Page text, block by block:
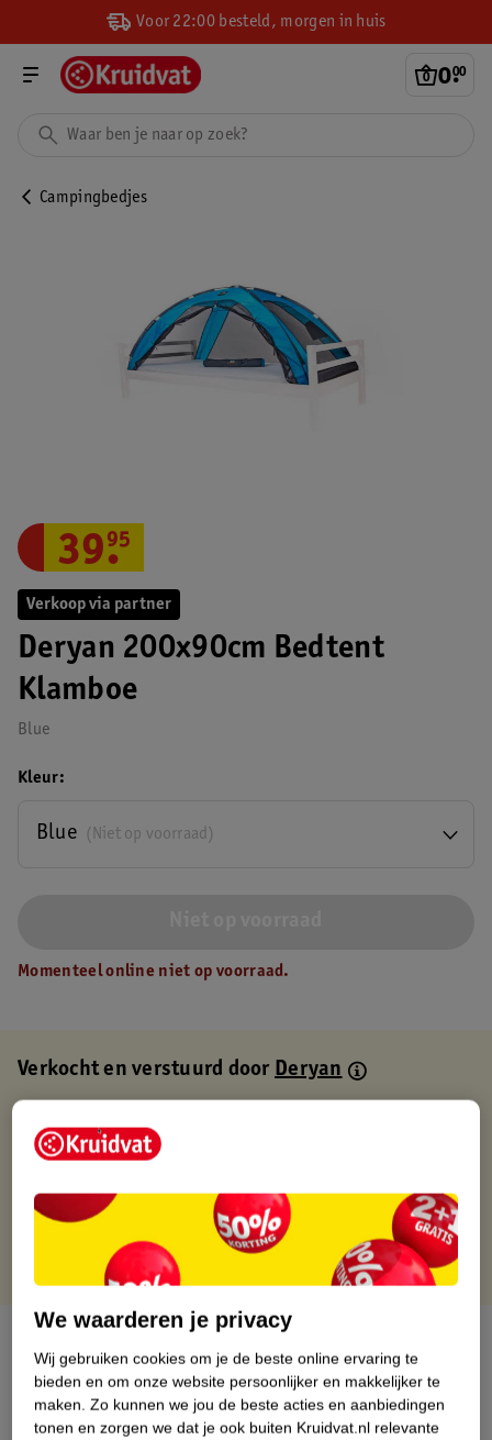
Voor 22:00 besteld, morgen in huis
0.
00
Campingbedjes
Verkoop via partner
Deryan 200x90cm Bedtent
Klamboe
Blue
39.
95
Kleur
(Niet op voorraad)
Blue
Momenteel online niet op voorraad.
Verkocht en verstuurd doorDeryan
Gratis thuisbezorgd
Gratis punten met je Kruidvat kaart
Over dit product
Productinformatie
We waarderen je privacy
Wij gebruiken cookies om je de beste online ervaring te
bieden en om onze website persoonlijker en makkelijker te
maken. Zo kunnen we jou de beste acties en aanbiedingen
tonen en zorgen we dat je ook buiten Kruidvat.nl relevante